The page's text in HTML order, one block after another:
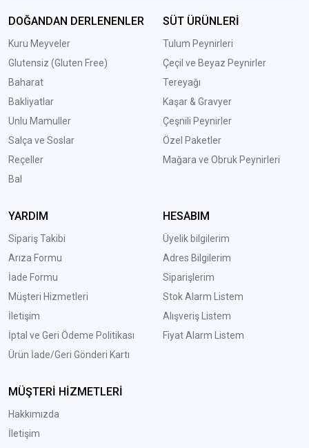
DOĞANDAN DERLENENLER
Kuru Meyveler
Glutensiz (Gluten Free)
Baharat
Bakliyatlar
Unlu Mamuller
Salça ve Soslar
Reçeller
Bal
SÜT ÜRÜNLERİ
Tulum Peynirleri
Çeçil ve Beyaz Peynirler
Tereyağı
Kaşar & Gravyer
Çeşnili Peynirler
Özel Paketler
Mağara ve Obruk Peynirleri
YARDIM
Sipariş Takibi
Arıza Formu
İade Formu
Müşteri Hizmetleri
İletişim
İptal ve Geri Ödeme Politikası
Ürün İade/Geri Gönderi Kartı
HESABIM
Üyelik bilgilerim
Adres Bilgilerim
Siparişlerim
Stok Alarm Listem
Alışveriş Listem
Fiyat Alarm Listem
MÜŞTERİ HİZMETLERİ
Hakkımızda
İletişim